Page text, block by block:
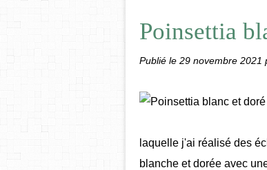
Poinsettia
Publié le 29 novembre 2021
laquelle j'ai réalisé des
blanche et dorée avec